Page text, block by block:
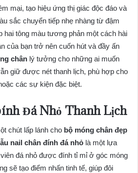
mại, tạo hiệu ứng thị giác độc đáo và
sắc chuyển tiếp nhẹ nhàng từ đậm
hai tông màu tương phản một cách hài
của bạn trở nên cuốn hút và đầy ấn
chân lý tưởng cho những ai muốn
giữ được nét thanh lịch, phù hợp cho
các sự kiện đặc biệt.
Đá Nhỏ Thanh Lịch
chút lấp lánh cho bộ móng chân đẹp
nail chân đính đá nhỏ là một lựa
đá nhỏ được đính tỉ mỉ ở góc móng
sẽ tạo điểm nhấn tinh tế, giúp đôi